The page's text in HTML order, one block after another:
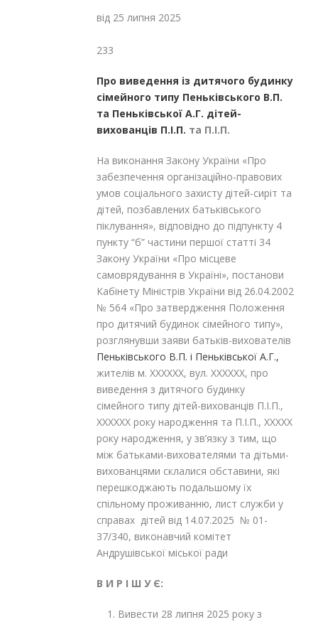
від 25 липня 2025
233
Про виведення із дитячого будинку
сімейного типу Пеньківського В.П.
та Пеньківської А.Г. дітей-
вихованців П.І.П. та П.І.П.
На виконання Закону України «Про
забезпечення організаційно-правових
умов соціального захисту дітей-сиріт та
дітей, позбавлених батьківського
піклування», відповідно до підпункту 4
пункту “б” частини першої статті 34
Закону України «Про місцеве
самоврядування в Україні», постанови
Кабінету Міністрів України від 26.04.2002
№ 564 «Про затвердження Положення
про дитячий будинок сімейного типу»,
розглянувши заяви батьків-вихователів
Пеньківського В.П. і Пеньківської А.Г.,
жителів м. ХХХХХХ, вул. ХХХХХХ, про
виведення з дитячого будинку
сімейного типу дітей-вихованців П.І.П.,
ХХХХХХ року народження та П.І.П., ХХХХХ
року народження, у зв’язку з тим, що
між батьками-вихователями та дітьми-
вихованцями склалися обставини, які
перешкоджають подальшому їх
спільному проживанню, лист служби у
справах дітей від 14.07.2025 № 01-
37/340, виконавчий комітет
Андрушівської міської ради
В И Р І Ш У Є:
Вивести 28 липня 2025 року з